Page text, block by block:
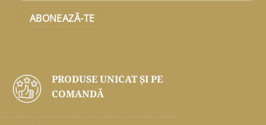
PRODUSE UNICAT ŞI PE
COMANDĂ